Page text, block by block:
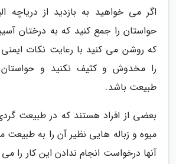
اگر می خواهید به بازدید از دریاچه
حواستان را جمع کنید که به درختان
که روشن می کنید با رعایت نکات
را مخدوش و کثیف نکنید و
طبیعت باشد.
بعضی از افراد هستند که در طبیعت
میوه و زباله هایی نظیر آن را به طبیعت
آنها درخواست انجام ندادن این کار را